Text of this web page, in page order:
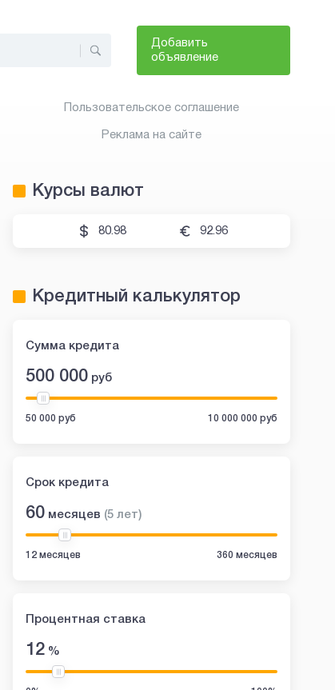
Добавить
объявление
Пользовательское соглашение
Реклама на сайте
Курсы валют
80.98 92.96
Кредитный калькулятор
Сумма кредита
500 000 руб
50 000 руб 10 000 000 руб
Срок кредита
60 месяцев (5 лет)
12 месяцев 360 месяцев
Процентная ставка
12 %